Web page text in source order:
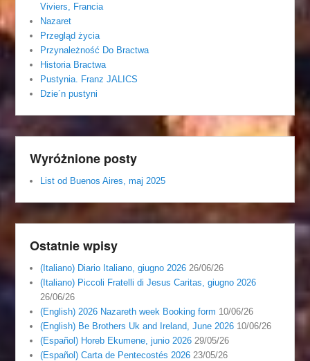
Viviers, Francia
Nazaret
Przegląd życia
Przynależność Do Bractwa
Historia Bractwa
Pustynia. Franz JALICS
Dzie´n pustyni
Wyróżnione posty
List od Buenos Aires, maj 2025
Ostatnie wpisy
(Italiano) Diario Italiano, giugno 2026 26/06/26
(Italiano) Piccoli Fratelli di Jesus Caritas, giugno 2026
26/06/26
(English) 2026 Nazareth week Booking form 10/06/26
(English) Be Brothers Uk and Ireland, June 2026 10/06/26
(Español) Horeb Ekumene, junio 2026 29/05/26
(Español) Carta de Pentecostés 2026 23/05/26